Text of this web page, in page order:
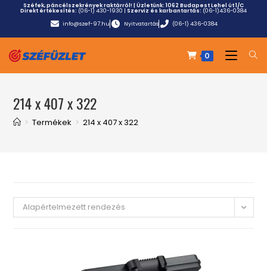
Széfek, páncélszekrények raktárról! | Üzletünk:1062 Budapest Lehel út 1/C
Direkt értékesítés: (06-1) 430-1930 | Szerviz és karbantartás: (06-1)436-0384
info@szef-97.hu
Nyitvatartás (06-1) 436-0384
0
214 x 407 x 322
> Termékek > 214 x 407 x 322
Alapértelmezett rendezés